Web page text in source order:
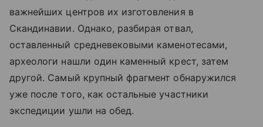
важнейших центров их изготовления в
Скандинавии. Однако, разбирая отвал,
оставленный средневековыми каменотесами,
археологи нашли один каменный крест, затем
другой. Самый крупный фрагмент обнаружился
уже после того, как остальные участники
экспедиции ушли на обед.